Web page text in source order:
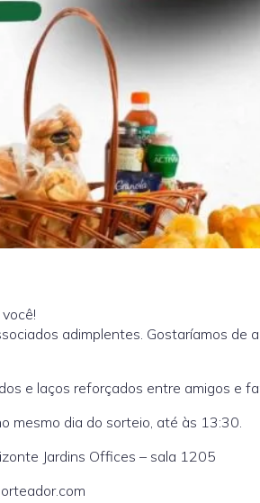
adimplentes. Gostaríamos de
e laços reforçados entre amigos e
mesmo dia do sorteio, até às 13:30.
Jardins Offices – sala 1205